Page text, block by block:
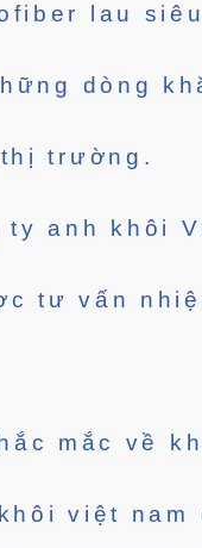
lau
dòng
trường.
ty anh khôi
tư vấn
mắc về
việt